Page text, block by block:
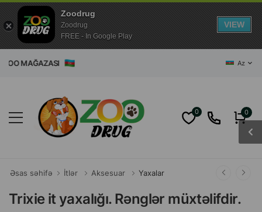
MAĞAZASI Az
0 0
Əsas səhifə İtlər Aksesuar Yaxalar
Trixie it yaxalığı. Rənglər müxtəlifdir.
Zoodrug
Zoodrug
FREE - In Google Play
VIEW